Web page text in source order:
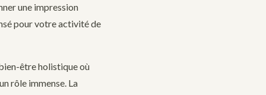
une impression
pour votre activité de
être holistique où
rôle immense. La